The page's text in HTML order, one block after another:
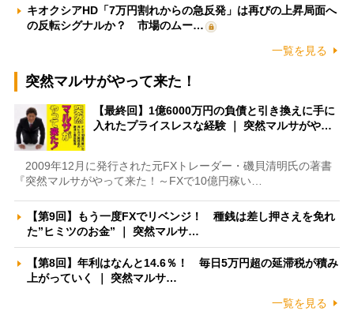
キオクシアHD「7万円割れからの急反発」は再びの上昇局面へ
の反転シグナルか？ 市場のムー…
一覧を見る
突然マルサがやって来た！
【最終回】1億6000万円の負債と引き換えに手に
入れたプライスレスな経験 ｜ 突然マルサがや…
2009年12月に発行された元FXトレーダー・磯貝清明氏の著書
『突然マルサがやって来た！～FXで10億円稼い…
【第9回】もう一度FXでリベンジ！ 種銭は差し押さえを免れ
た”ヒミツのお金” ｜ 突然マルサ…
【第8回】年利はなんと14.6％！ 毎日5万円超の延滞税が積み
上がっていく ｜ 突然マルサ…
一覧を見る